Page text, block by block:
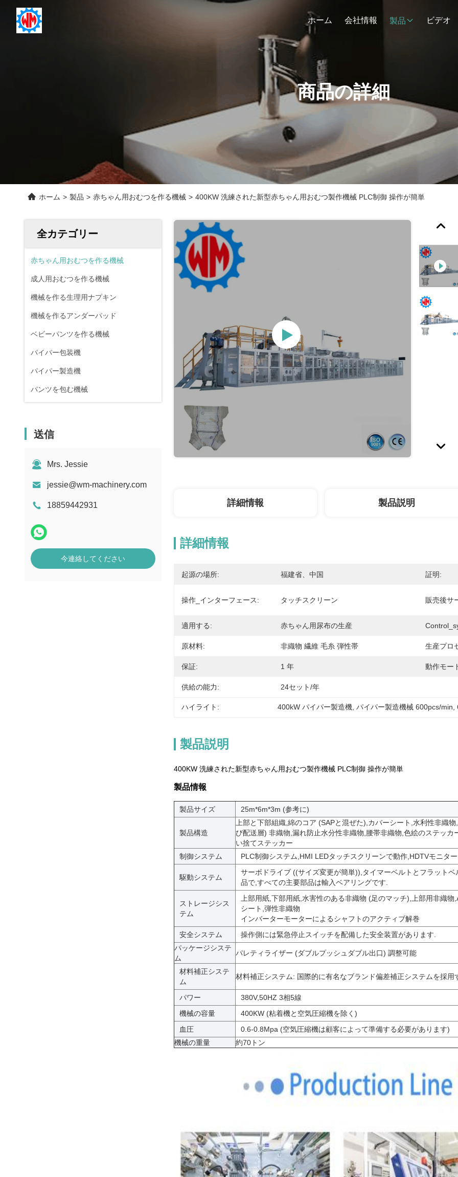
ホーム 会社情報 製品 ビデオ
商品の詳細
ホーム > 製品 > 赤ちゃん用おむつを作る機械 > 400KW 洗練された新型赤ちゃん用おむつ製作機械 PLC制御 操作が簡単
全カテゴリー
赤ちゃん用おむつを作る機械
成人用おむつを作る機械
機械を作る生理用ナプキン
機械を作るアンダーパッド
ベビーパンツを作る機械
パイパー包装機
パイパー製造機
パンツを包む機械
送信
Mrs. Jessie
jessie@wm-machinery.com
18859442931
今連絡してください
詳細情報 製品説明
詳細情報
起源の場所: 福建省、中国 証明:
操作_インターフェース: タッチスクリーン 販売後サ
適用する: 赤ちゃん用尿布の生産
原材料: 非織物 繊維 毛糸 弾性帯 生産プロ
保証: 1 年 動作モー
供給の能力: 24セット/年
ハイライト: 400kW パイパー製造機 , パイパー製造機械 600pcs/min ,
製品説明
400KW 洗練された新型赤ちゃん用おむつ製作機械 PLC制御 操作が簡単
製品情報
製品サイズ 25m*6m*3m (参考に)
製品構造
上部と下部組織,綿のコア (SAPと混ぜた),カバーシート,水利性非織
び配送層) 非織物,漏れ防止水分性非織物,腰帯非織物,色絵のステッカ
い捨てステッカー
制御システム
PLC制御システム,HMI LEDタッチスクリーンで動作,HDTVモニタ
駆動システム
サーボドライブ ((サイズ変更が簡単)),タイマーベルトとフラットベ
品で,すべての主要部品は輸入ベアリングです.
ストレージシス
テム
上部用紙,下部用紙,水害性のある非織物 (足のマッチ),上部用非織物
シート,弾性非織物
インバーターモーターによるシャフトのアクティブ解巻
安全システム
操作側には緊急停止スイッチを配備した安全装置があります.
パッケージシステ
ム
パレティライザー (ダブルプッシュダブル出口) 調整可能
材料補正システ
ム
材料補正システム: 国際的に有名なブランド偏差補正システムを採用
パワー
380V,50HZ 3相5線
機械の容量
400KW (粘着機と空気圧縮機を除く)
血圧
0.6-0.8Mpa (空気圧縮機は顧客によって準備する必要があります)
機械の重量
約70トン